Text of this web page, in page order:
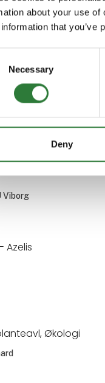
about your use
that you’ve
Necessary
Deny
of Ukraine
Viborg
Azelis
Økologi